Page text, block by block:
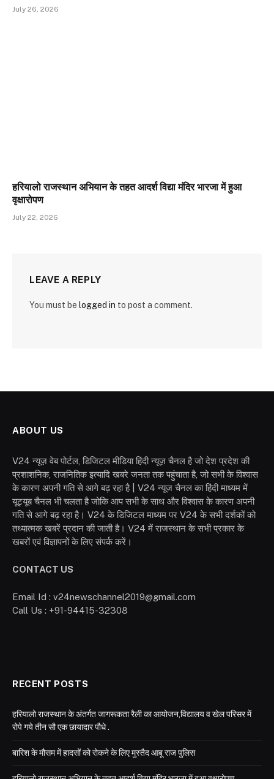
July 26, 2026
हरियालो राजस्थान अभियान के तहत आदर्श विद्या मंदिर भारजा में हुआ
वृक्षारोपण
July 22, 2026
LEAVE A REPLY
You must be logged in to post a comment.
ABOUT US
V24 न्यूज़ वेब पोर्टल, डिजिटल मीडिया हिंदी न्यूज़ चैनल है जो देश प्रदेश की
प्रशाशनिक, राजनितिक इत्यादि खबरे जनता तक पहुंचाता है, जो सभी के विश्वास
के कारण अपनी गति से आगे बढ़ रहा है | V24 न्यूज चैनल का हिंदी माध्यम में
यूट्यूब चैनल भी चलता है जोकि आप सभी के साथ और विश्वास के कारण अपनी
गति से आगे बढ़ रहा है। V24 के डिजिटल माध्यम पर V24 के सभी दर्शकों को
तथ्यात्मक खबरें प्रदान की जाती है। V24 में राजस्थान के सभी प्रकार के
खबरों एवं विज्ञापनों के लिए संपर्क करें।
CONTACT US
Email Id : v24newschannel2019@gmail.com
Call Us : +91-94415-32308
RECENT POSTS
हरियालो राजस्थान के अंतर्गत जागरूकता रैली का आयोजन,विद्यालय व खेल परिसर में
रोपे गये तीन सौ एक छायादार पौधे .
बारिश के मौसम में हादसों को रोकने के लिए मुस्तैद आबू राज पुलिस